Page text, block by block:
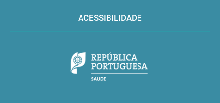
ACESSIBILIDADE